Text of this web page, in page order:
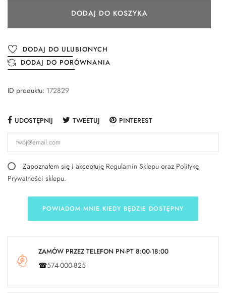
DODAJ DO KOSZYKA
DODAJ DO ULUBIONYCH
DODAJ DO PORÓWNANIA
ID produktu: 172829
UDOSTĘPNIJ TWEETUJ PINTEREST
Zapoznałem się i akceptuję Regulamin Sklepu oraz Politykę
Prywatności sklepu.
POWIADOM MNIE KIEDY BĘDZIE DOSTĘPNY
ZAMÓW PRZEZ TELEFON PN-PT 8:00-18:00
☎574-000-825